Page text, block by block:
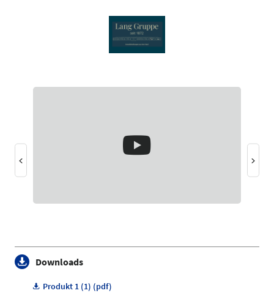
Downloads
Produkt 1 (1) (pdf)